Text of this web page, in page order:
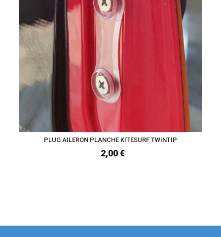
PLUG AILERON PLANCHE KITESURF TWINTIP
2,00 €